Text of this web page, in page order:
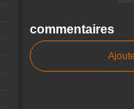
commentaires